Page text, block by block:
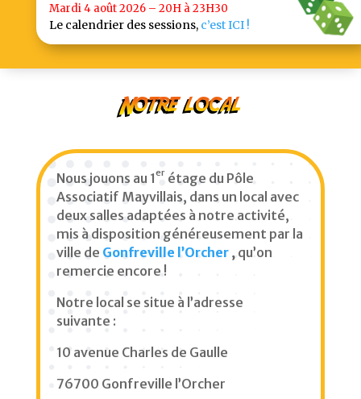
Mardi 4 août 2026 – 20H à 23H30
Le calendrier des sessions, c’est ICI !
Notre local
Nous jouons au 1er étage du Pôle
Associatif Mayvillais, dans un local avec
deux salles adaptées à notre activité,
mis à disposition généreusement par la
ville de Gonfreville l’Orcher,qu’on
remercie encore !
Notre local se situe à l’adresse
suivante :
10 avenue Charles de Gaulle
76700 Gonfreville l’Orcher